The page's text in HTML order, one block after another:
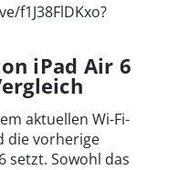
f1J38FlDKxo?
iPad Air 6
aktuellen Wi-Fi-
die vorherige
setzt. Sowohl das